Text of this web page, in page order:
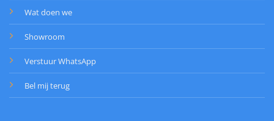
Wat doen we
Showroom
Verstuur WhatsApp
Bel mij terug